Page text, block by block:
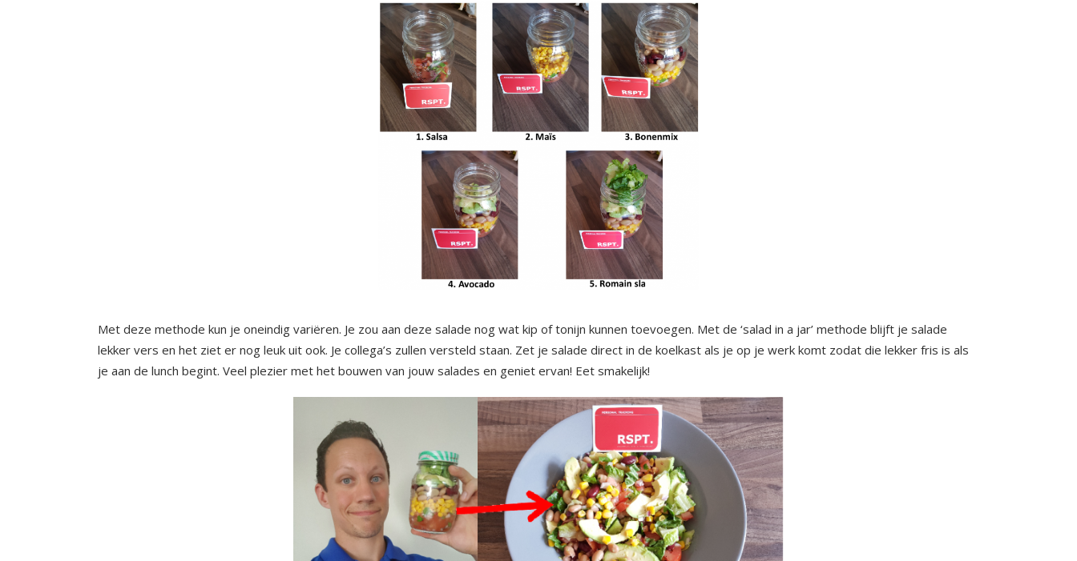
Met deze methode kun je oneindig variëren. Je zou aan deze salade nog wat kip of tonijn kunnen toevoegen. Met de ‘salad in a jar’ methode blijft je salade
lekker vers en het ziet er nog leuk uit ook. Je collega’s zullen versteld staan. Zet je salade direct in de koelkast als je op je werk komt zodat die lekker fris is als
je aan de lunch begint. Veel plezier met het bouwen van jouw salades en geniet ervan! Eet smakelijk!